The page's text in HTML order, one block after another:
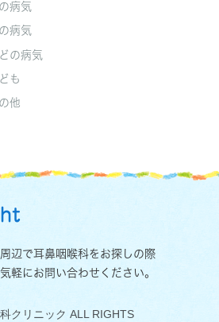
病気
病気
の病気
も
他
辺で耳鼻咽喉科をお探しの際
軽にお問い合わせください。
クリニック ALL RIGHTS